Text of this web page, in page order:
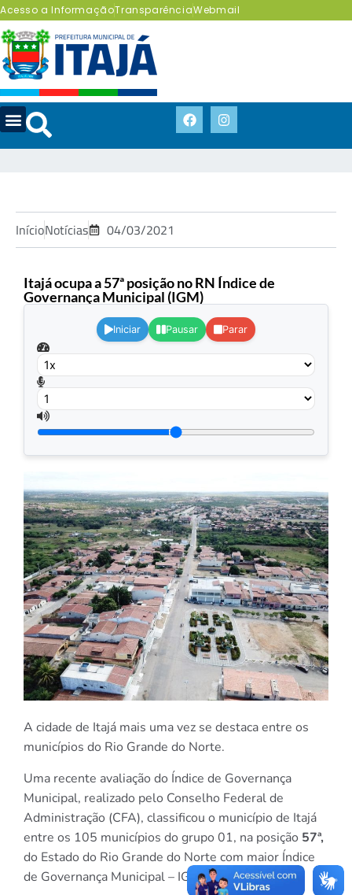
Acesso a InformaçãoTransparênciaWebmail
InícioNotícias 04/03/2021
Itajá ocupa a 57ª posição no RN Índice de
Governança Municipal (IGM)
Iniciar Pausar Parar
A cidade de Itajá mais uma vez se destaca entre os
municípios do Rio Grande do Norte.
Uma recente avaliação do Índice de Governança
Municipal, realizado pelo Conselho Federal de
Administração (CFA), classificou o município de Itajá
entre os 105 municípios do grupo 01, na posição 57ª,
do Estado do Rio Grande do Norte com maior Índice
de Governança Municipal – IGM.